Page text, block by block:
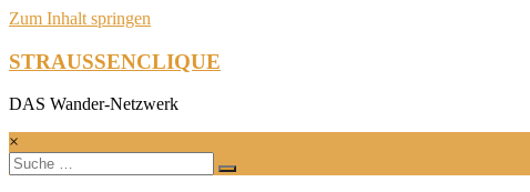
Zum Inhalt springen
STRAUSSENCLIQUE
DAS Wander-Netzwerk
×